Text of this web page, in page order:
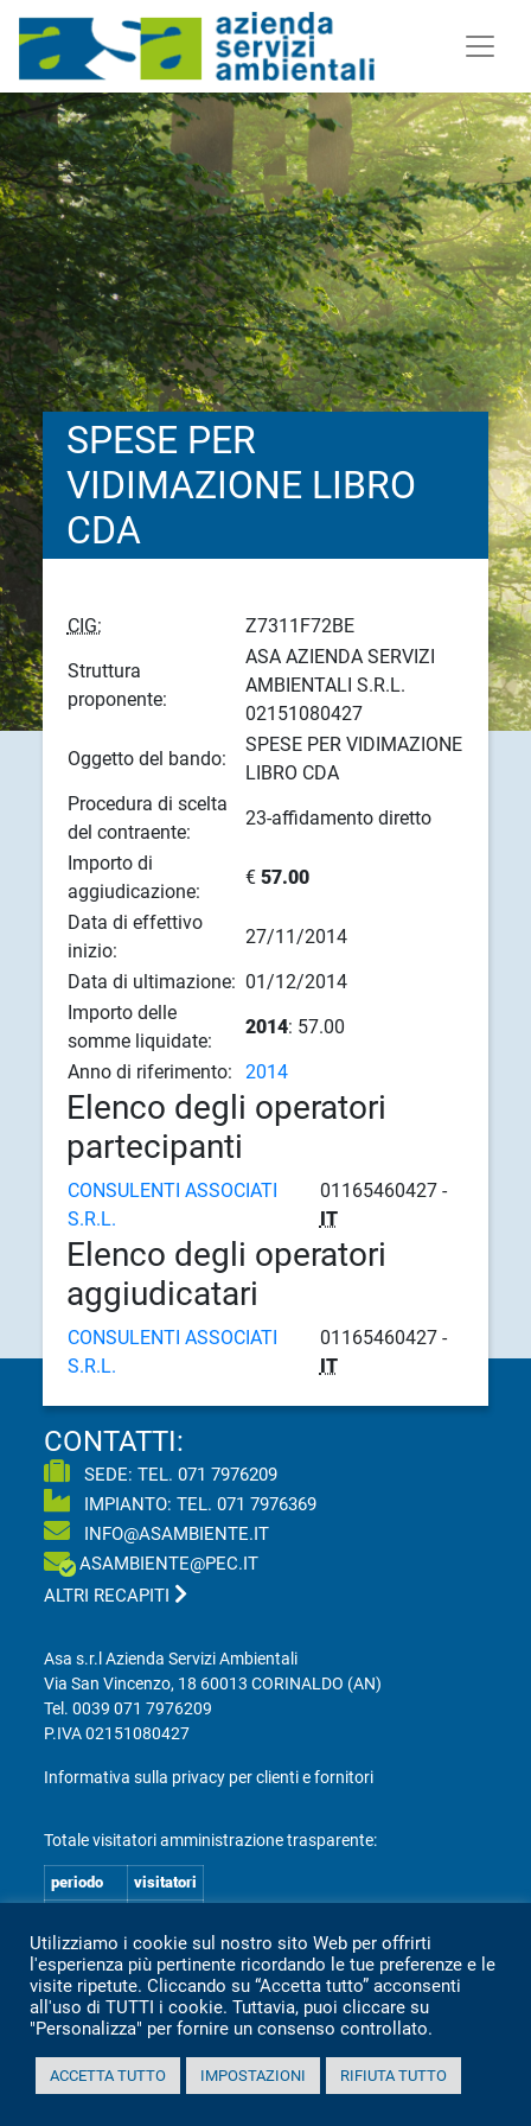
SPESE PER
VIDIMAZIONE LIBRO
CDA
CIG:
Z7311F72BE
Struttura
proponente:
ASA AZIENDA SERVIZI
AMBIENTALI S.R.L.
02151080427
Oggetto del bando:
SPESE PER VIDIMAZIONE
LIBRO CDA
Procedura di scelta
del contraente:
23-affidamento diretto
Importo di
aggiudicazione:
€ 57.00
Data di effettivo
inizio:
27/11/2014
Data di ultimazione: 01/12/2014
Importo delle
somme liquidate:
2014: 57.00
Anno di riferimento:
2014
Elenco degli operatori
partecipanti
CONSULENTI ASSOCIATI
S.R.L.
01165460427 -
IT
Elenco degli operatori
aggiudicatari
CONSULENTI ASSOCIATI
S.R.L.
01165460427 -
IT
CONTATTI:
SEDE: TEL.071 7976209
IMPIANTO: TEL.071 7976369
INFO@ASAMBIENTE.IT
ASAMBIENTE@PEC.IT
ALTRI RECAPITI
Asa s.r.l Azienda Servizi Ambientali
Via San Vincenzo, 18 60013 CORINALDO (AN)
Tel.0039 071 7976209
P.IVA 02151080427
Informativa sulla privacy per clienti e fornitori
Totale visitatori amministrazione trasparente:
periodo
visitatori
anno 2024
2.097
anno 2023
1.803
anno 2022
2.373
anno 2021
1.501
Utilizziamo i cookie sul nostro sito Web per offrirti
l'esperienza più pertinente ricordando le tue preferenze e le
visite ripetute. Cliccando su “Accetta tutto” acconsenti
all'uso di TUTTI i cookie. Tuttavia, puoi cliccare su
"Personalizza" per fornire un consenso controllato.
ACCETTA TUTTO IMPOSTAZIONI RIFIUTA TUTTO